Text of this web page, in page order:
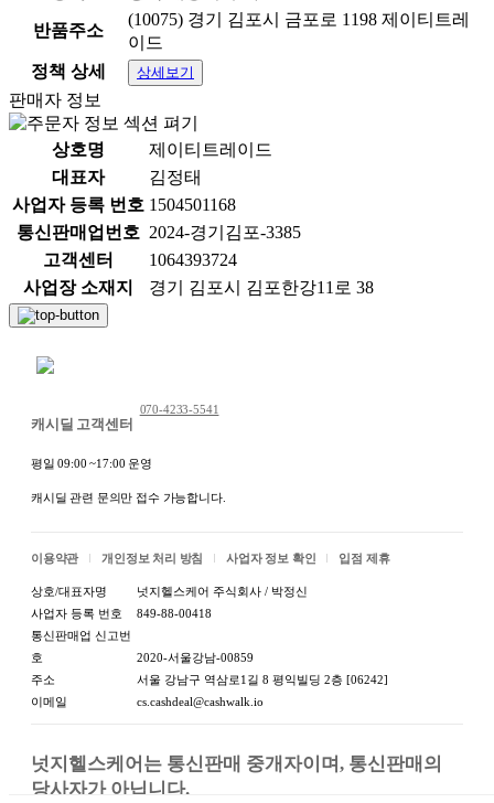
반품주소
(10075) 경기 김포시 금포로 1198 제이티트레
이드
정책 상세
상세보기
판매자 정보
상호명
제이티트레이드
대표자
김정태
사업자 등록 번호 1504501168
통신판매업번호 2024-경기김포-3385
고객센터
1064393724
사업장 소재지
경기 김포시 김포한강11로 38
캐시딜 고객센터
070-4233-5541
평일 09:00 ~17:00 운영
캐시딜 관련 문의만 접수 가능합니다.
이용약관 개인정보 처리 방침 사업자 정보 확인 입점 제휴
상호/대표자명
넛지헬스케어 주식회사 / 박정신
사업자 등록 번호
849-88-00418
통신판매업 신고번
호
2020-서울강남-00859
주소
서울 강남구 역삼로1길 8 평익빌딩 2층 [06242]
이메일
cs.cashdeal@cashwalk.io
넛지헬스케어는 통신판매 중개자이며, 통신판매의
당사자가 아닙니다.